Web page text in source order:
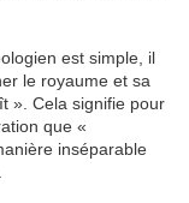
est simple, il
le royaume et sa
». Cela signifie pour
que «
inséparable